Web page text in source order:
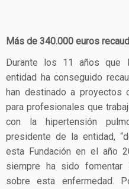
Más de 340.000 euros
Durante los 11 años que
entidad ha conseguido
han destinado a
para profesionales que
con la hipertensión
presidente de la entidad,
esta Fundación en el año
siempre ha sido fomentar
sobre esta enfermedad.